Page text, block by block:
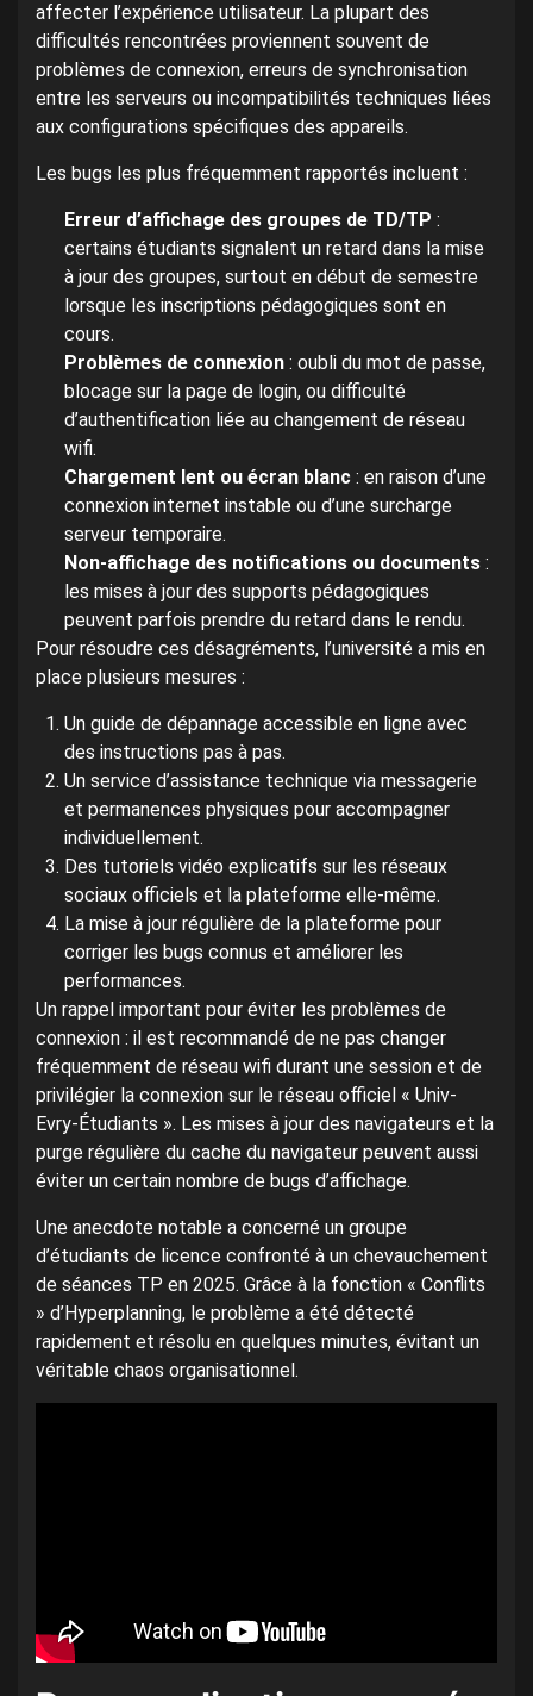
affecter l’expérience utilisateur. La plupart des
difficultés rencontrées proviennent souvent de
problèmes de connexion, erreurs de synchronisation
entre les serveurs ou incompatibilités techniques liées
aux configurations spécifiques des appareils.
Les bugs les plus fréquemment rapportés incluent :
Erreur d’affichage des groupes de TD/TP :
certains étudiants signalent un retard dans la mise
à jour des groupes, surtout en début de semestre
lorsque les inscriptions pédagogiques sont en
cours.
Problèmes de connexion : oubli du mot de passe,
blocage sur la page de login, ou difficulté
d’authentification liée au changement de réseau
wifi.
Chargement lent ou écran blanc : en raison d’une
connexion internet instable ou d’une surcharge
serveur temporaire.
Non-affichage des notifications ou documents :
les mises à jour des supports pédagogiques
peuvent parfois prendre du retard dans le rendu.
Pour résoudre ces désagréments, l’université a mis en
place plusieurs mesures :
Un guide de dépannage accessible en ligne avec
des instructions pas à pas.
Un service d’assistance technique via messagerie
et permanences physiques pour accompagner
individuellement.
Des tutoriels vidéo explicatifs sur les réseaux
sociaux officiels et la plateforme elle-même.
La mise à jour régulière de la plateforme pour
corriger les bugs connus et améliorer les
performances.
Un rappel important pour éviter les problèmes de
connexion : il est recommandé de ne pas changer
fréquemment de réseau wifi durant une session et de
privilégier la connexion sur le réseau officiel « Univ-
Evry-Étudiants ». Les mises à jour des navigateurs et la
purge régulière du cache du navigateur peuvent aussi
éviter un certain nombre de bugs d’affichage.
Une anecdote notable a concerné un groupe
d’étudiants de licence confronté à un chevauchement
de séances TP en 2025. Grâce à la fonction « Conflits
» d’Hyperplanning, le problème a été détecté
rapidement et résolu en quelques minutes, évitant un
véritable chaos organisationnel.